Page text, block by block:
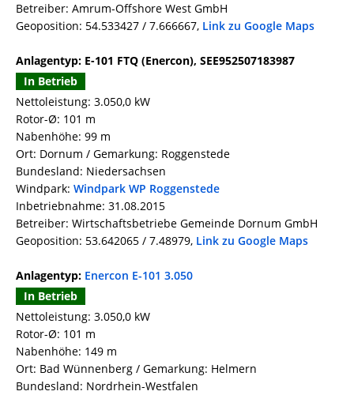
Betreiber: Amrum-Offshore West GmbH
Geoposition: 54.533427 / 7.666667, Link zu Google Maps
Anlagentyp: E-101 FTQ (Enercon), SEE952507183987
In Betrieb
Nettoleistung: 3.050,0 kW
Rotor-Ø: 101 m
Nabenhöhe: 99 m
Ort: Dornum / Gemarkung: Roggenstede
Bundesland: Niedersachsen
Windpark: Windpark WP Roggenstede
Inbetriebnahme: 31.08.2015
Betreiber: Wirtschaftsbetriebe Gemeinde Dornum GmbH
Geoposition: 53.642065 / 7.48979, Link zu Google Maps
Anlagentyp: Enercon E-101 3.050
In Betrieb
Nettoleistung: 3.050,0 kW
Rotor-Ø: 101 m
Nabenhöhe: 149 m
Ort: Bad Wünnenberg / Gemarkung: Helmern
Bundesland: Nordrhein-Westfalen